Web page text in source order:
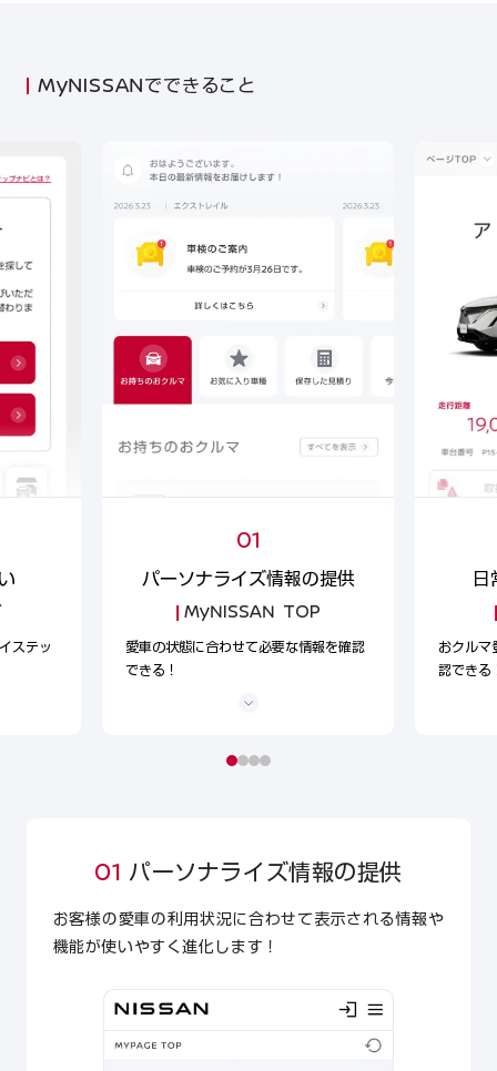
MyNISSANでできること
ステッ
01
パーソナライズ情報の提供
MyNISSAN TOP
愛車の状態に合わせて必要な情報を確認
できる！
日
おクルマ
認できる
01 パーソナライズ情報の提供
お客様の愛車の利用状況に合わせて表示される情報や
機能が使いやすく進化します！